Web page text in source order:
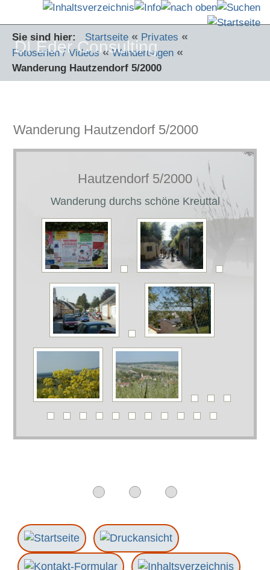
DI Eder Consulting
Sie sind hier: Startseite « Privates «
Fotoserien / Videos « Wanderungen «
Wanderung Hautzendorf 5/2000
Wanderung Hautzendorf 5/2000
Hautzendorf 5/2000
Wanderung durchs schöne Kreuttal